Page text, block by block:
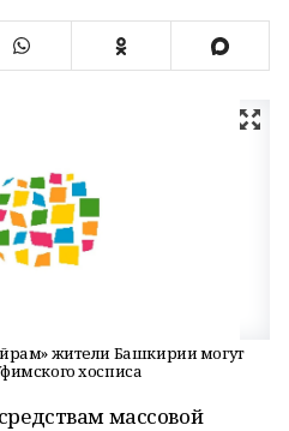
жители Башкирии могут
хосписа
массовой